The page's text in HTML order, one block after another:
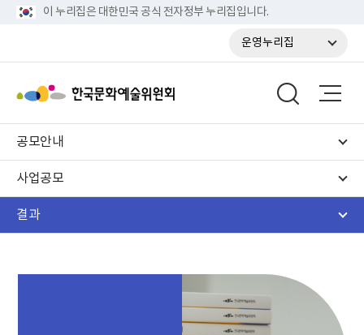
이 누리집은 대한민국 공식 전자정부 누리집입니다.
운영누리집
공모안내
사업공모
결과